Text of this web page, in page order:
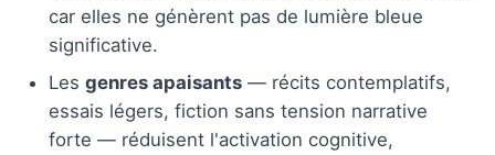
car elles ne génèrent pas de lumière bleue
significative.
Les genres apaisants — récits contemplatifs,
essais légers, fiction sans tension narrative
forte — réduisent l'activation cognitive,